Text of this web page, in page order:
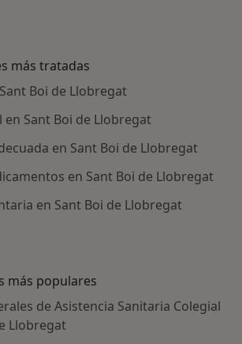
más tratadas
Boi de Llobregat
en Sant Boi de Llobregat
en Sant Boi de Llobregat
en Sant Boi de Llobregat
en Sant Boi de Llobregat
más populares
de Asistencia Sanitaria Colegial
Llobregat